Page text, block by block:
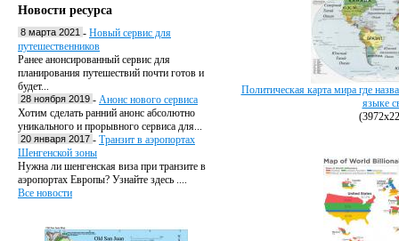
Новости ресурса
8 марта 2021 - Новый сервис для
путешественников
Ранее анонсированный сервис для
планирования путешествий почти готов и
будет...
28 ноября 2019 - Анонс нового сервиса
Хотим сделать ранний анонс абсолютно
уникального и прорывного сервиса для...
20 января 2017 - Транзит в аэропортах
Шенгенской зоны
Нужна ли шенгенская виза при транзите в
аэропортах Европы? Узнайте здесь ....
Все новости
Политическая карта мира где
языке